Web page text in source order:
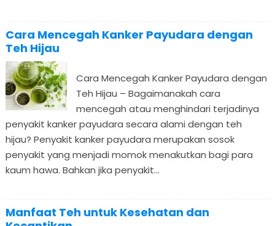
Cara Mencegah Kanker Payudara dengan
Teh Hijau
Cara Mencegah Kanker Payudara dengan
Teh Hijau – Bagaimanakah cara
mencegah atau menghindari terjadinya
penyakit kanker payudara secara alami dengan teh
hijau? Penyakit kanker payudara merupakan sosok
penyakit yang menjadi momok menakutkan bagi para
kaum hawa. Bahkan jika penyakit...
Manfaat Teh untuk Kesehatan dan